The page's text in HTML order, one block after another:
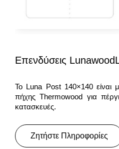
Επενδύσεις
Το Luna Post 140×140 είναι
πήχης Thermowood για
κατασκευές.
Ζητήστε Πληροφορίες